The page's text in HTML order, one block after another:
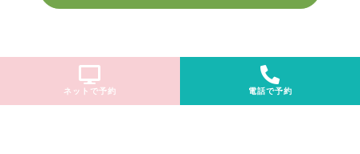
ネットで予約 電話で予約